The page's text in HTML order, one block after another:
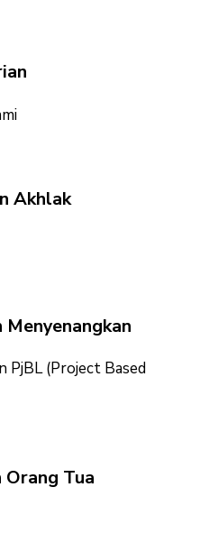
Akhlak
PjBL (Project Based
Tua